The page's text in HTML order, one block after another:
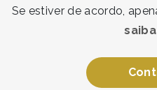
Quero
Ao enviar, você concorda com
Se estiver de acordo,